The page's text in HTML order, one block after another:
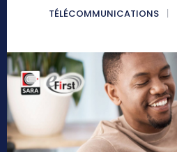
TÉLÉCOMMUNICATIONS